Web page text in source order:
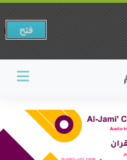
فتح